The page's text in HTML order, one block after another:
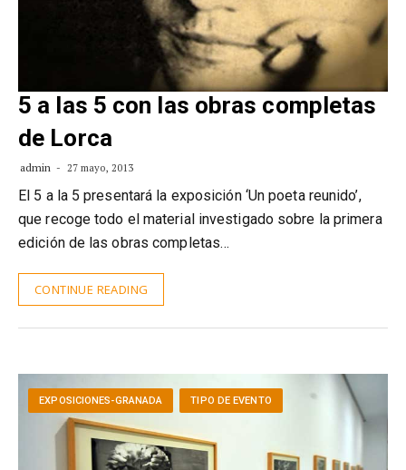
5 a las 5 con las obras completas
de Lorca
admin 27 mayo, 2013
El 5 a la 5 presentará la exposición ‘Un poeta reunido’,
que recoge todo el material investigado sobre la primera
edición de las obras completas…
CONTINUE READING
EXPOSICIONES-GRANADA TIPO DE EVENTO